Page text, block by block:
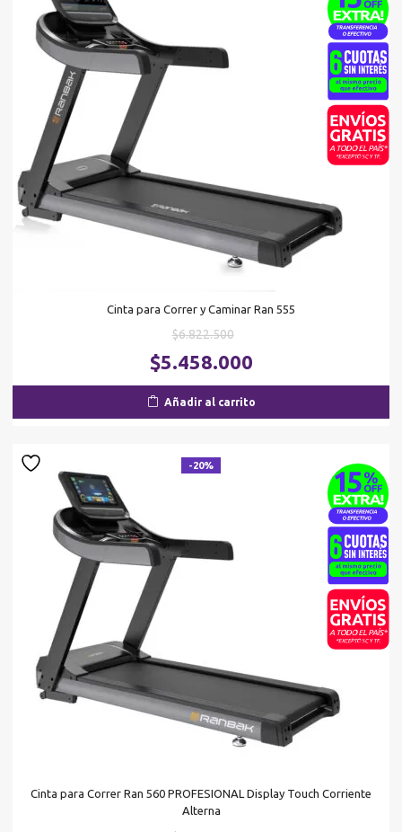
Cinta para Correr y Caminar Ran 555
$6.822.500El
precio
original
era:
$6.822.500.
$5.458.000
Añadir al carrito
-20%
Cinta para Correr Ran 560 PROFESIONAL Display Touch Corriente
Alterna